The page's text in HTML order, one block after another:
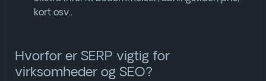
kort osv..
Hvorfor er SERP vigtig for
virksomheder og SEO?